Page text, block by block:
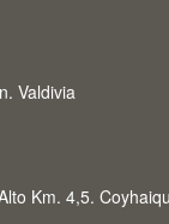
Valdivia
Km. 4,5.